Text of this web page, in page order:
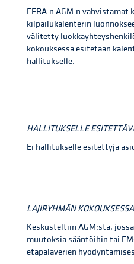
EFRA:n AGM:n
kilpailukalenterin
välitetty
kokouksessa esitetään
hallitukselle.
HALLITUKSELLE
Ei hallitukselle esitettyjä
LAJIRYHMÄN
Keskusteltiin AGM:stä,
muutoksia sääntöihin tai
etäpalaverien